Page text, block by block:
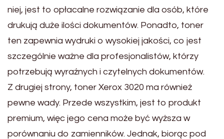
niej, jest to opłacalne rozwiązanie dla osób, które
drukują duże ilości dokumentów. Ponadto, toner
ten zapewnia wydruki o wysokiej jakości, co jest
szczególnie ważne dla profesjonalistów, którzy
potrzebują wyraźnych i czytelnych dokumentów.
Z drugiej strony, toner Xerox 3020 ma również
pewne wady. Przede wszystkim, jest to produkt
premium, więc jego cena może być wyższa w
porównaniu do zamienników. Jednak, biorąc pod